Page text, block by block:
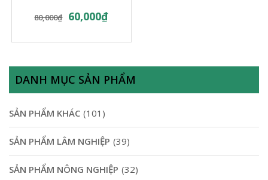
80,000₫ 60,000₫
DANH MỤC SẢN PHẨM
SẢN PHẨM KHÁC (101)
SẢN PHẨM LÂM NGHIỆP (39)
SẢN PHẨM NÔNG NGHIỆP (32)